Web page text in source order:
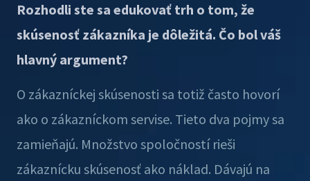
Rozhodli ste sa edukovať trh o tom, že
skúsenosť zákazníka je dôležitá. Čo bol váš
hlavný argument?
O zákazníckej skúsenosti sa totiž často hovorí
ako o zákazníckom servise. Tieto dva pojmy sa
zamieňajú. Množstvo spoločností rieši
zákaznícku skúsenosť ako náklad. Dávajú na